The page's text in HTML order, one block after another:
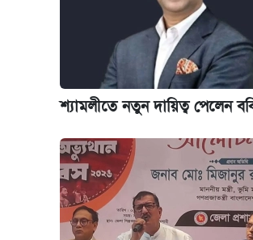
শ্যামলীতে নতুন দায়িত্ব পেলেন